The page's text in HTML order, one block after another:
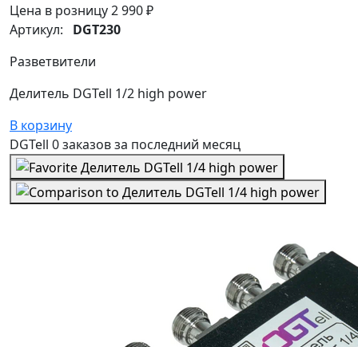
Цена в розницу2 990 ₽
Артикул: DGT230
Разветвители
Делитель DGTell 1/2 high power
В корзину
DGTell 0 заказовза последний месяц